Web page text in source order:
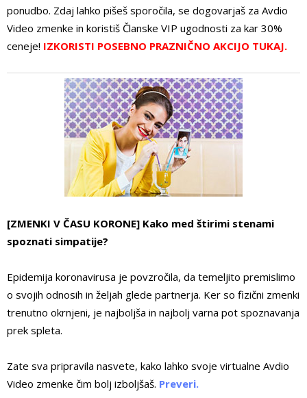
ponudbo. Zdaj lahko pišeš sporočila, se dogovarjaš za Avdio
Video zmenke in koristiš Članske VIP ugodnosti za kar 30%
ceneje! IZKORISTI POSEBNO PRAZNIČNO AKCIJO TUKAJ.
[ZMENKI V ČASU KORONE] Kako med štirimi stenami
spoznati simpatije?
Epidemija koronavirusa je povzročila, da temeljito premislimo
o svojih odnosih in željah glede partnerja. Ker so fizični zmenki
trenutno okrnjeni, je najboljša in najbolj varna pot spoznavanja
prek spleta.
Zate sva pripravila nasvete, kako lahko svoje virtualne Avdio
Video zmenke čim bolj izboljšaš. Preveri.